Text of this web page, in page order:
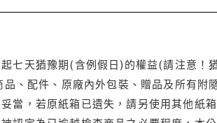
七天猶豫期(含例假日)的權益(請注意！
、配件、原廠內外包裝、贈品及所有附
當，若原紙箱已遺失，請另使用其他紙